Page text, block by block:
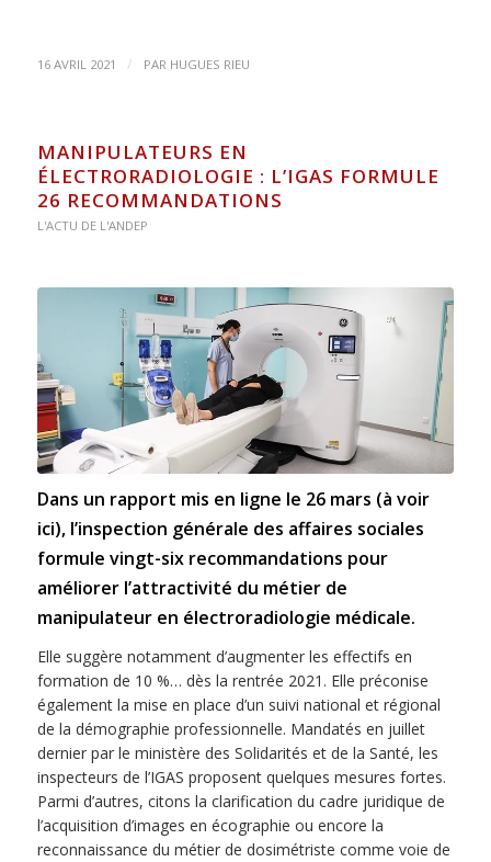
16 AVRIL 2021 / PAR HUGUES RIEU
MANIPULATEURS EN
ÉLECTRORADIOLOGIE : L’IGAS FORMULE
26 RECOMMANDATIONS
L'ACTU DE L'ANDEP
Dans un rapport mis en ligne le 26 mars (à voir
ici), l’inspection générale des affaires sociales
formule vingt-six recommandations pour
améliorer l’attractivité du métier de
manipulateur en électroradiologie médicale.
Elle suggère notamment d’augmenter les effectifs en
formation de 10 %… dès la rentrée 2021. Elle préconise
également la mise en place d’un suivi national et régional
de la démographie professionnelle. Mandatés en juillet
dernier par le ministère des Solidarités et de la Santé, les
inspecteurs de l’IGAS proposent quelques mesures fortes.
Parmi d’autres, citons la clarification du cadre juridique de
l’acquisition d’images en écographie ou encore la
reconnaissance du métier de dosimétriste comme voie de